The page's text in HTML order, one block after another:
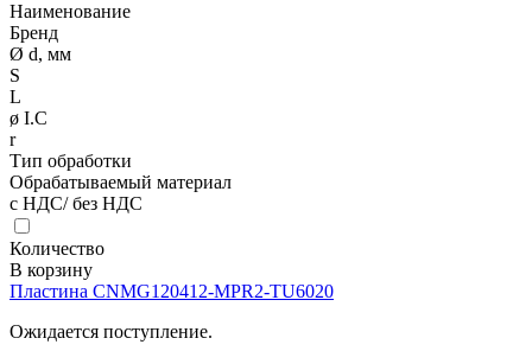
Наименование
Бренд
Ø d, мм
S
L
ø I.C
r
Тип обработки
Обрабатываемый материал
с НДС/ без НДС
Количество
В корзину
Пластина CNMG120412-MPR2-TU6020
Ожидается поступление.